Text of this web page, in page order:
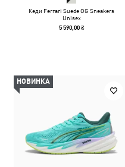
Кеди Ferrari Suede OG Sneakers
Unisex
5 590,00 ₴
НОВИНКА